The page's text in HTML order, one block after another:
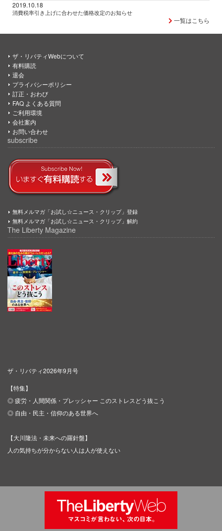
2019.10.18
消費税率引き上げに合わせた価格改定のお知らせ
一覧はこちら
ザ・リバティWebについて
有料購読
退会
プライバシーポリシー
訂正・おわび
FAQ よくある質問
ご利用環境
会社案内
お問い合わせ
subscribe
無料メルマガ「お試し☆ニュース・クリップ」登録
無料メルマガ「お試し☆ニュース・クリップ」解約
The Liberty Magazine
ザ・リバティ2026年9月号
【特集】
◎ 疲労・人間関係・プレッシャー このストレスどう抜こう
◎ 自由・民主・信仰のある世界へ
【大川隆法・未来への羅針盤】
人の気持ちが分からない人は人が使えない